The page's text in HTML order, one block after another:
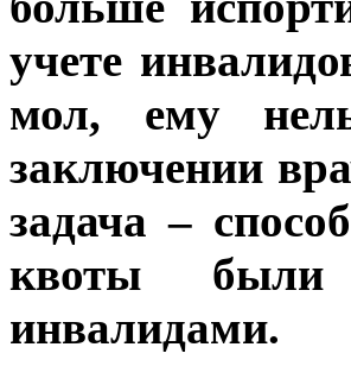
учете
мол, ему
заключении
задача –
квоты были
инвалидами.